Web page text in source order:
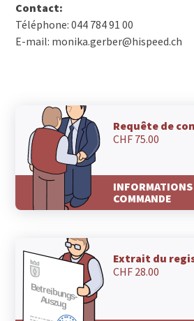
Contact:
Téléphone: 044 784 91 00
E-mail: monika.gerber@hispeed.ch
Requête de
CHF 75.00
INFORMATIONS
COMMANDE
Extrait du
CHF 28.00